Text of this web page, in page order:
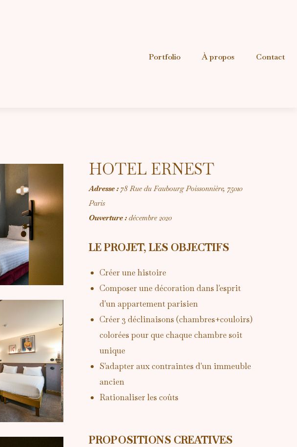
Portfolio À propos Contact
HOTEL ERNEST
Adresse :78 Rue du Faubourg Poissonnière, 75010
Paris
Ouverture :décembre 2020
LE PROJET, LES OBJECTIFS
Créer une histoire
Composer une décoration dans l'esprit
d'un appartement parisien
Créer 3 déclinaisons (chambres+couloirs)
colorées pour que chaque chambre soit
unique
S'adapter aux contraintes d'un immeuble
ancien
Rationaliser les coûts
PROPOSITIONS CREATIVES